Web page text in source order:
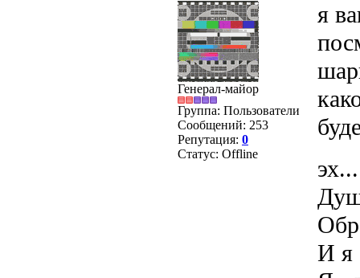
Генерал-майор
Группа: Пользователи
Сообщений: 253
Репутация: 0
Статус: Offline
я
эх...
И я